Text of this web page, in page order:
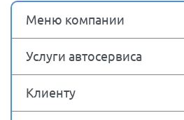
Меню компании
Услуги автосервиса
Клиенту